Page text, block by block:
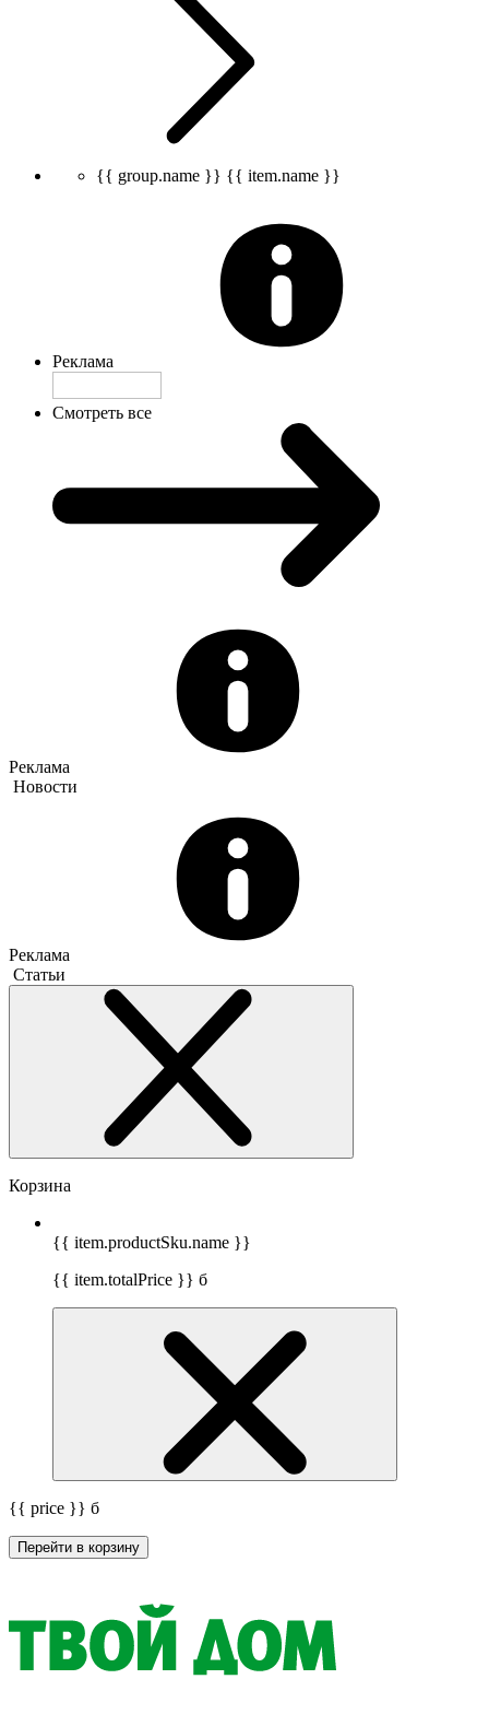
{{ group.name }} {{ item.name }}
Реклама
Смотреть все
Реклама
Новости
Реклама
Статьи
Корзина
{{ item.productSku.name }}
{{ item.totalPrice }} б
{{ price }} б
Перейти в корзину